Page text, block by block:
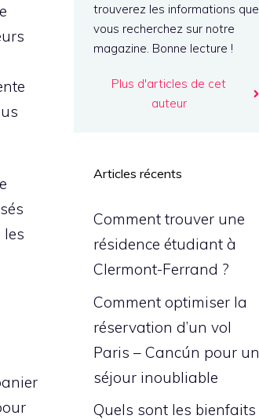
les
trouverez les informations que
vous recherchez sur notre
magazine. Bonne lecture !
Plus d'articles de cet
auteur
Articles récents
Comment trouver une
résidence étudiant à
Clermont-Ferrand ?
Comment optimiser la
réservation d’un vol
Paris – Cancún pour un
séjour inoubliable
Quels sont les bienfaits